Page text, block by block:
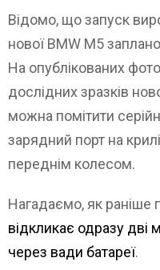
Відомо, що запуск
нової BMW M5
На опублікованих
дослідних зразків
можна помітити
зарядний порт на
переднім колесом.
Нагадаємо, як раніше
відкликає одразу дві
через вади батареї.